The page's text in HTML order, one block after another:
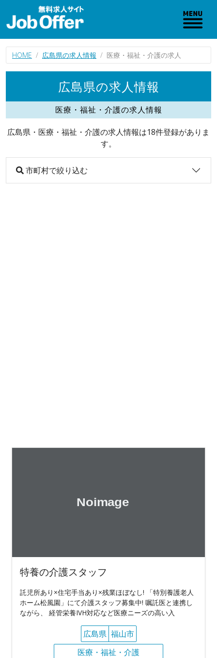
HOME 広島県の求人情報 医療・福祉・介護の求人
広島県の求人情報
医療・福祉・介護の求人情報
広島県・医療・福祉・介護の求人情報は18件登録がありま
す。
市町村で絞り込む
特養の介護スタッフ
託児所あり×住宅手当あり×残業ほぼなし! 「特別養護老人
ホーム松風園」にて介護スタッフ募集中! 嘱託医と連携し
ながら、 経管栄養IVH対応など医療ニーズの高い入
広島県 福山市
医療・福祉・介護